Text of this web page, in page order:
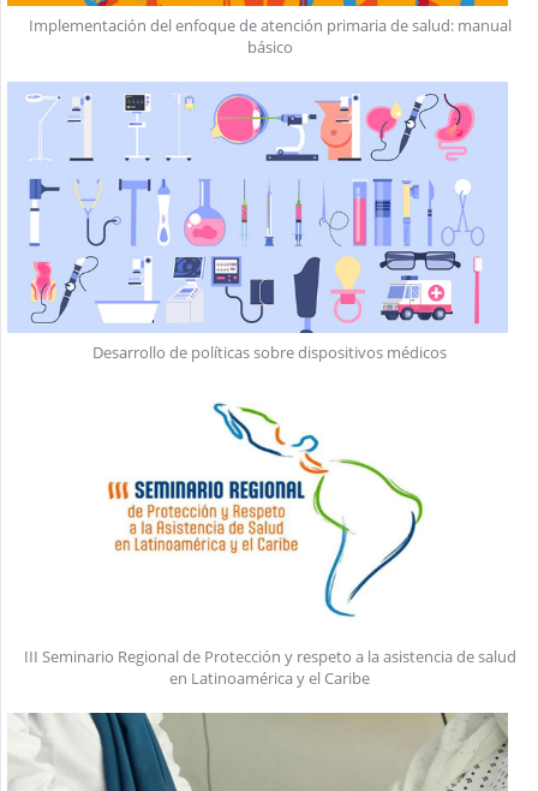
Implementación del enfoque de atención primaria de salud: manual
básico
Desarrollo de políticas sobre dispositivos médicos
III Seminario Regional de Protección y respeto a la asistencia de salud
en Latinoamérica y el Caribe